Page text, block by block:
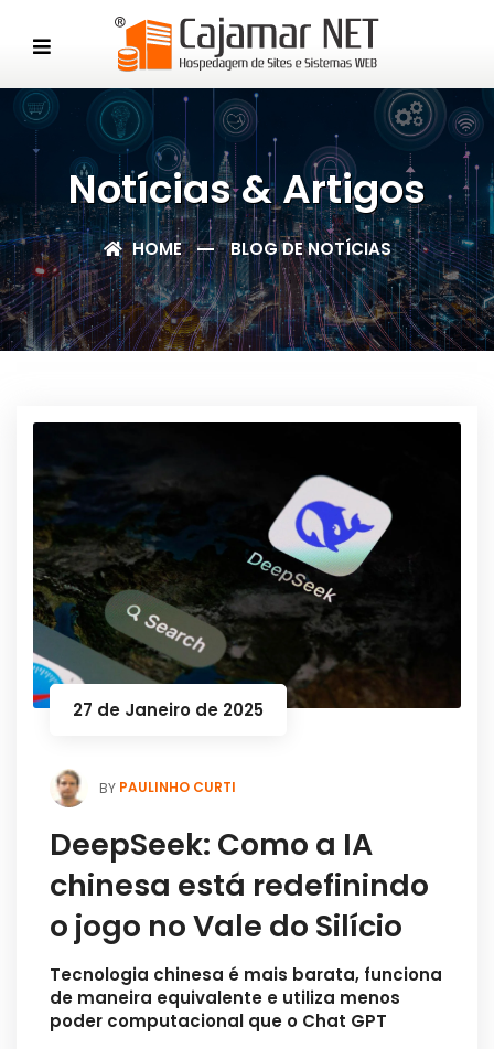
Notícias & Artigos
HOME BLOG DE NOTÍCIAS
27 de Janeiro de 2025
BY PAULINHO CURTI
DeepSeek: Como a IA
chinesa está redefinindo
o jogo no Vale do Silício
Tecnologia chinesa é mais barata, funciona
de maneira equivalente e utiliza menos
poder computacional que o Chat GPT